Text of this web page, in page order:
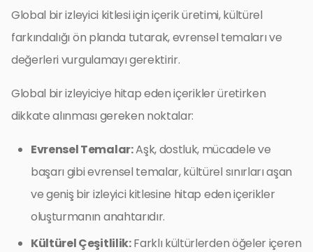
Global bir izleyici kitlesi için içerik üretimi, kültürel
farkındalığı ön planda tutarak, evrensel temaları ve
değerleri vurgulamayı gerektirir.
Global bir izleyiciye hitap eden içerikler üretirken
dikkate alınması gereken noktalar:
Evrensel Temalar:Aşk, dostluk, mücadele ve
başarı gibi evrensel temalar, kültürel sınırları aşan
ve geniş bir izleyici kitlesine hitap eden içerikler
oluşturmanın anahtarıdır.
Kültürel Çeşitlilik:Farklı kültürlerden öğeler içeren